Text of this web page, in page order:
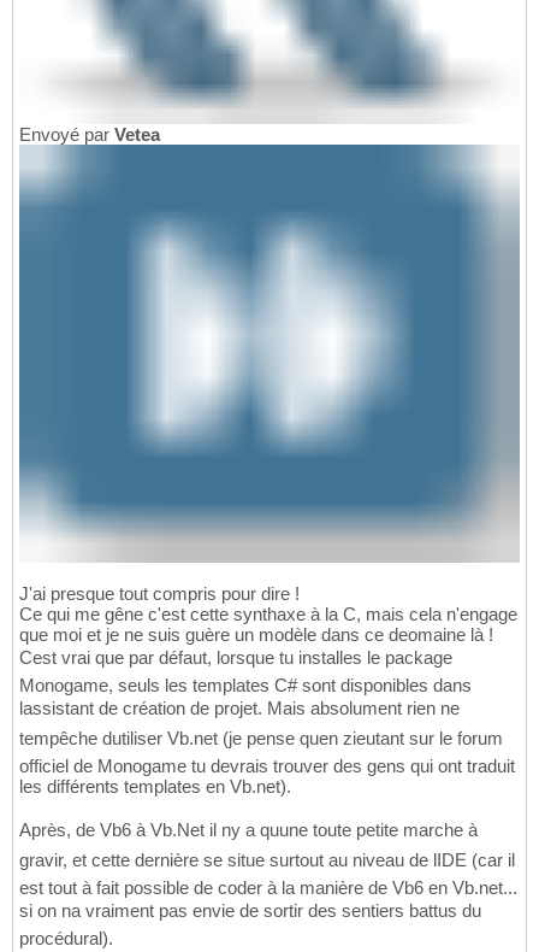
Envoyé par Vetea
J'ai presque tout compris pour dire !
Ce qui me gêne c'est cette synthaxe à la C, mais cela n'engage
que moi et je ne suis guère un modèle dans ce deomaine là !
Cest vrai que par défaut, lorsque tu installes le package
Monogame, seuls les templates C# sont disponibles dans
lassistant de création de projet. Mais absolument rien ne
tempêche dutiliser Vb.net (je pense quen zieutant sur le forum
officiel de Monogame tu devrais trouver des gens qui ont traduit
les différents templates en Vb.net).
Après, de Vb6 à Vb.Net il ny a quune toute petite marche à
gravir, et cette dernière se situe surtout au niveau de lIDE (car il
est tout à fait possible de coder à la manière de Vb6 en Vb.net...
si on na vraiment pas envie de sortir des sentiers battus du
procédural).